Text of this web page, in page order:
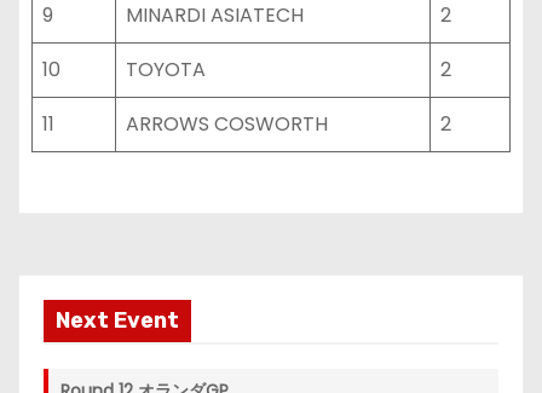
9
MINARDI ASIATECH
2
10
TOYOTA
2
11
ARROWS COSWORTH 2
Next Event